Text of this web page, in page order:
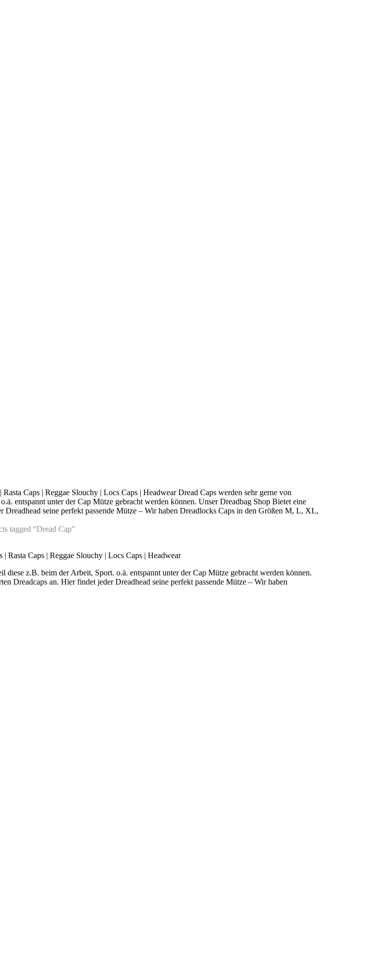
Caps | Reggae Slouchy | Locs Caps | Headwear Dread Caps werden sehr gerne von
entspannt unter der Cap Mütze gebracht werden können. Unser Dreadbag Shop Bietet eine
seine perfekt passende Mütze – Wir haben Dreadlocks Caps in den Größen M, L, XL,
tagged “Dread Cap”
Rasta Caps | Reggae Slouchy | Locs Caps | Headwear
z.B. beim der Arbeit, Sport. o.ä. entspannt unter der Cap Mütze gebracht werden können.
Dreadcaps an. Hier findet jeder Dreadhead seine perfekt passende Mütze – Wir haben